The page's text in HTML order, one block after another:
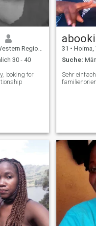
Region, Uganda
30 - 40
looking for
abooki
31 • Hoima,
Suche:
Sehr